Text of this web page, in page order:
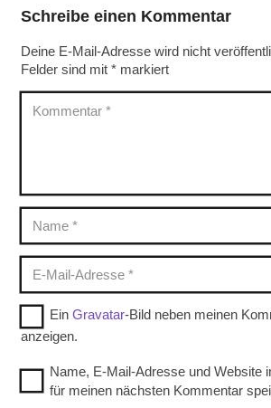
Schreibe einen Kommentar
Deine E-Mail-Adresse wird nicht
Felder sind mit *markiert
Ein Gravatar-Bild neben meinen
anzeigen.
Name, E-Mail-Adresse und Website
für meinen nächsten Kommentar